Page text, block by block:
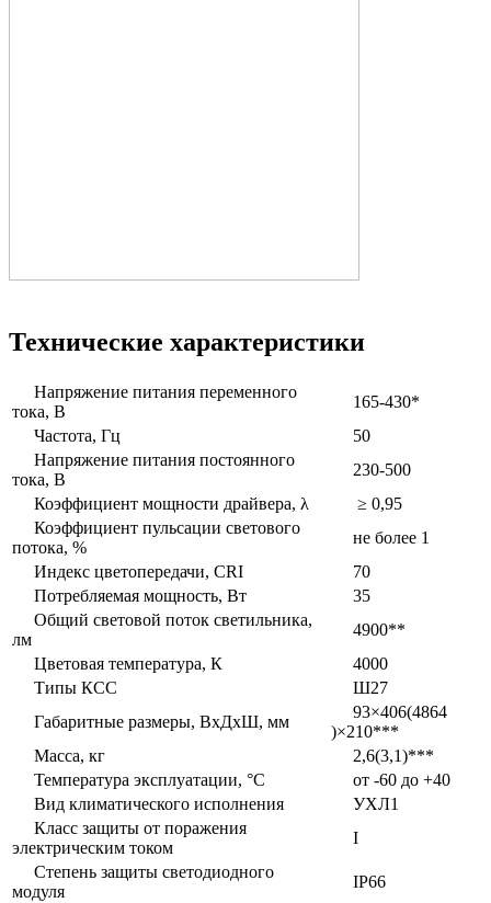
Технические характеристики
Напряжение питания переменного
тока, В
165-430*
Частота, Гц
50
Напряжение питания постоянного
тока, В
230-500
Коэффициент мощности драйвера, λ
≥ 0,95
Коэффициент пульсации светового
потока, %
не более 1
Индекс цветопередачи, CRI
70
Потребляемая мощность, Вт
35
Общий световой поток светильника,
лм
4900**
Цветовая температура, К
4000
Типы КСС
Ш27
Габаритные размеры, ВxДxШ, мм
93×406(4864
)×210***
Масса, кг
2,6(3,1)***
Температура эксплуатации, °С
от -60 до +40
Вид климатического исполнения
УХЛ1
Класс защиты от поражения
электрическим током
I
Степень защиты светодиодного
модуля
IP66